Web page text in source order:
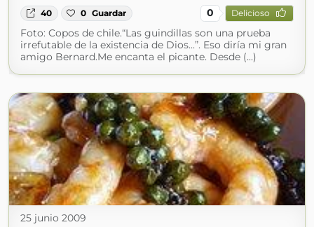
40 0 Guardar 0 Delicioso
Foto: Copos de chile.“Las guindillas son una prueba
irrefutable de la existencia de Dios...”. Eso diría mi gran
amigo Bernard.Me encanta el picante. Desde (...)
25 junio 2009